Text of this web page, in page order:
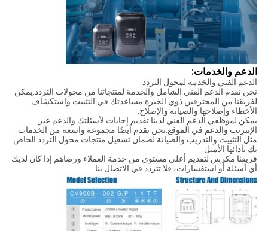
الدعم والخدمات:
الدعم الفني والخدمة لمحول التردد
نحن نقدم الدعم الفني الشامل والخدمة لمنتجاتنا من محولات التردد.يمكن
لفريقنا من المحترفين ذوي الخبرة مساعدتك في التثبيت واستكشاف
الأخطاء وإصلاحها والصيانة والإصلاح.
يمكن لموظفي الدعم الفني لدينا تقديم إجابات لأسئلتك والدعم عبر
الإنترنت والدعم في الموقع.نحن نقدم أيضًا مجموعة واسعة من الخدمات
مثل التثبيت والتدريب والصيانة لضمان تشغيل منتجات محول التردد الخاص
بك بأدائها الأمثل.
فريقنا مكرس لتقديم أعلى مستوى من خدمة العملاء ورضاهم.إذا كان لديك
أي أسئلة أو استفسارات، فلا تتردد في الاتصال بنا.